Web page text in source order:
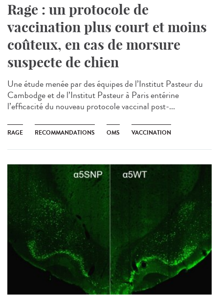
Rage : un protocole de
vaccination plus court et moins
coûteux, en cas de morsure
suspecte de chien
Une étude menée par des équipes de l’Institut Pasteur du
Cambodge et de l’Institut Pasteur à Paris entérine
l’efficacité du nouveau protocole vaccinal post-...
RAGE RECOMMANDATIONS OMS VACCINATION